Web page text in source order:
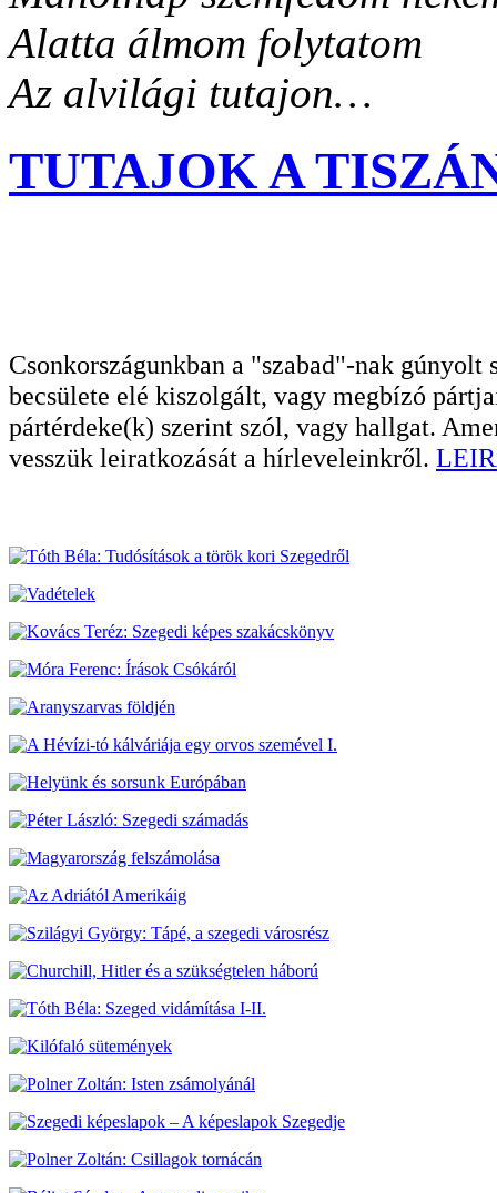
Alatta álmom folytatom
Az alvilági tutajon…
TUTAJOK A
Csonkországunkban a "szabad"-nak
becsülete elé kiszolgált, vagy megbízó
pártérdeke(k) szerint szól, vagy hallgat.
vesszük leiratkozását a hírleveleinkről.